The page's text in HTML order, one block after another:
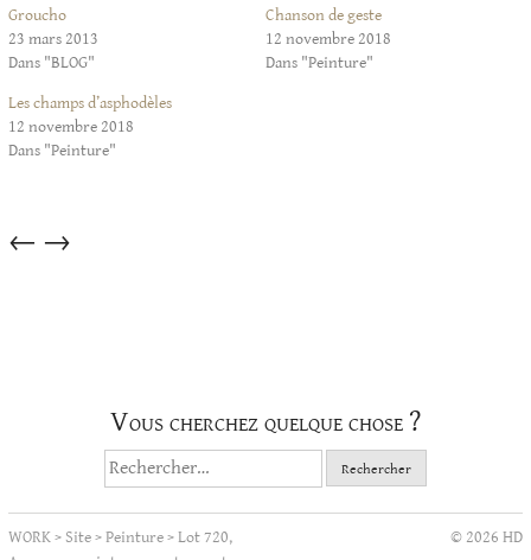
Groucho
23 mars 2013
Dans "BLOG"
Chanson de geste
12 novembre 2018
Dans "Peinture"
Les champs d’asphodèles
12 novembre 2018
Dans "Peinture"
Articles
→
←
Vous cherchez quelque chose ?
Rechercher :
WORK> Site>Peinture>Lot 720,
© 2026 HD